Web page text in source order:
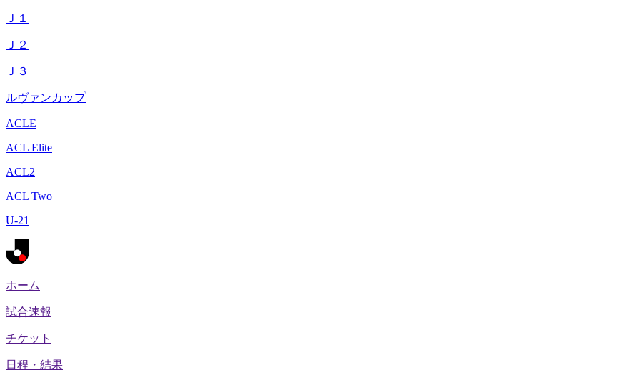
Ｊ１
Ｊ２
Ｊ３
ルヴァンカップ
ACLE
ACL Elite
ACL2
ACL Two
U-21
ホーム
試合速報
チケット
日程・結果